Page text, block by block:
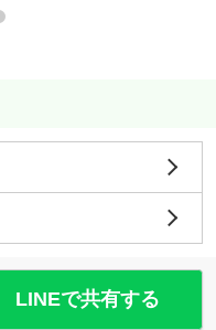
LINEで共有する